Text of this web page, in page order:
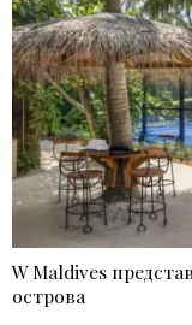
W Maldives
острова